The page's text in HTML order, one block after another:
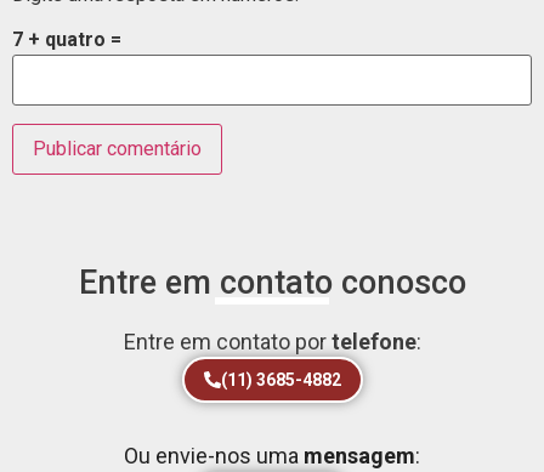
7 + quatro =
Entre em contato conosco
Entre em contato portelefone:
(11) 3685-4882
Ou envie-nos uma mensagem: